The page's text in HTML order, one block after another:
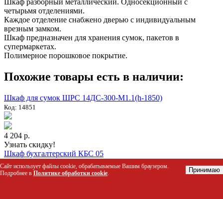
четырьмя отделениями.
Каждое отделение снабжено дверью с индивидуальным
врезным замком.
Шкаф предназначен для хранения сумок, пакетов в
супермаркетах.
Полимерное порошковое покрытие.
Похожие товары есть в наличии:
Шкаф для сумок ШРС 14ДС-300-М1.1(h-1850)
Код: 14851
4 204 р.
Узнать скидку!
Шкаф бухгалтерский КБС 05
Код: 23254
Сайт использует файлы cookie, обрабатываемые Вашим браузером.
Подробнее в Политике обработки cookie. Принимаю